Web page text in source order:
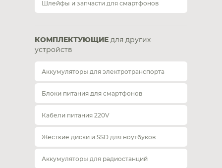
Шлейфы и запчасти для смартфонов
КОМПЛЕКТУЮЩИЕ для других
устройств
Аккумуляторы для электротранспорта
Блоки питания для смартфонов
Кабели питания 220V
Жесткие диски и SSD для ноутбуков
Аккумуляторы для радиостанций